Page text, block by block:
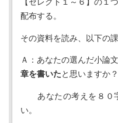
【セレクト１～６】の１
配布する。
その資料を読み、以下の
Ａ：あなたの選んだ小論
章を書いた と思いますか？
あなたの考えを８０字
い。